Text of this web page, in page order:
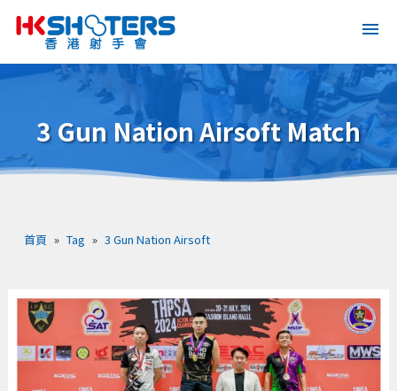
3 Gun Nation Airsoft Match
首頁 » Tag » 3 Gun Nation Airsoft